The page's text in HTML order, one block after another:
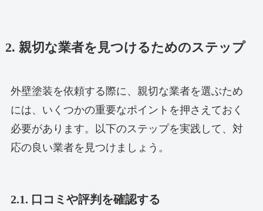
2. 親切な業者を見つけるためのステップ
外壁塗装を依頼する際に、親切な業者を選ぶため
には、いくつかの重要なポイントを押さえておく
必要があります。以下のステップを実践して、対
応の良い業者を見つけましょう。
2.1. 口コミや評判を確認する